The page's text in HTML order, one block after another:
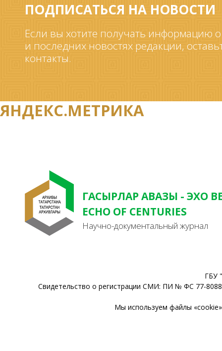
ПОДПИСАТЬСЯ НА НОВОСТИ
Если вы хотите получать информацию
и последних новостях редакции,
контакты.
ЯНДЕКС.МЕТРИКА
ГАСЫРЛАР АВАЗЫ - ЭХО
ECHO OF CENTURIES
Научно-документальный журнал
ГБУ
Свидетельство о регистрации СМИ: ПИ № ФС 77-
Мы используем файлы «cookie»